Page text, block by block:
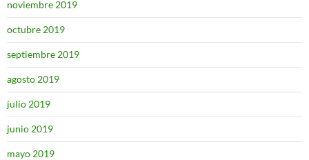
noviembre 2019
octubre 2019
septiembre 2019
agosto 2019
julio 2019
junio 2019
mayo 2019